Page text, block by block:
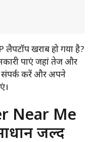
खराब हो गया है?
पाएं जहां तेज और
संपर्क करें और अपने
Near Me
जल्द